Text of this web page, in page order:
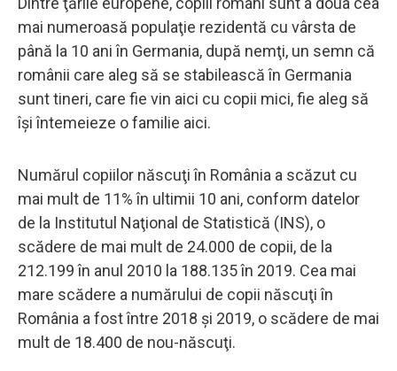
mai numeroasă populaţie rezidentă cu vârsta de
până la 10 ani în Germania, după nemţi, un semn că
românii care aleg să se stabi­lească în Germania
sunt tineri, care fie vin aici cu copii mici, fie aleg să
îşi întemeieze o familie aici.
Numărul copiilor născuţi în România a scăzut cu
mai mult de 11% în ultimii 10 ani, conform datelor
de la Institutul Naţional de Statistică (INS), o
scădere de mai mult de 24.000 de copii, de la
212.199 în anul 2010 la 188.135 în 2019. Cea mai
mare scădere a numărului de copii născuţi în
România a fost între 2018 şi 2019, o scădere de mai
mult de 18.400 de nou-născuţi.